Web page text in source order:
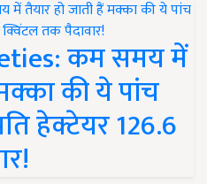
कम समय में
की ये पांच
हेक्टेयर 126.6